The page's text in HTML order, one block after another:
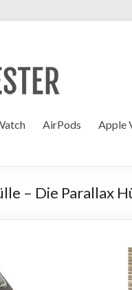
AirPods Apple
– Die Parallax